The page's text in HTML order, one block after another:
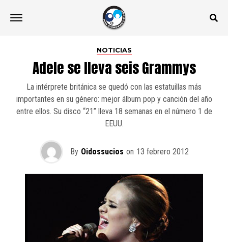
NOTICIAS
Adele se lleva seis Grammys
La intérprete británica se quedó con las estatuillas más
importantes en su género: mejor álbum pop y canción del año
entre ellos. Su disco “21” lleva 18 semanas en el número 1 de
EEUU.
By Oidossucios on 13 febrero 2012